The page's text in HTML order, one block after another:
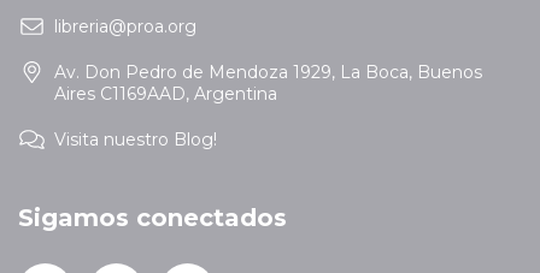
libreria@proa.org
Av. Don Pedro de Mendoza 1929, La Boca, Buenos
Aires C1169AAD, Argentina
Visita nuestro Blog!
Sigamos conectados